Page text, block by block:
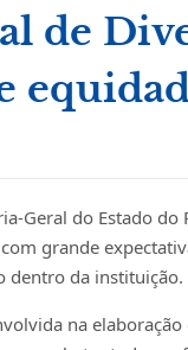
de
Geral do Estado do
grande
dentro da instituição.
na